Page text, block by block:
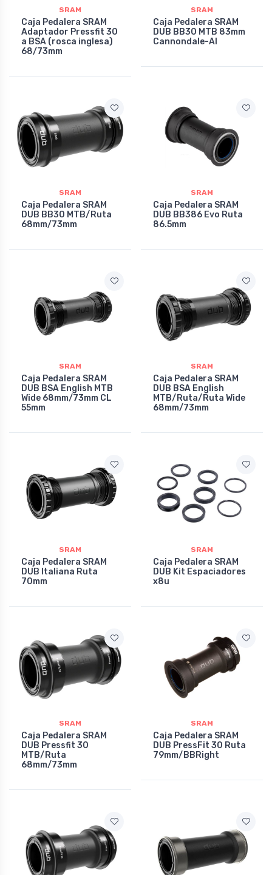
SRAM
Caja Pedalera SRAM
Adaptador Pressfit 30
a BSA (rosca inglesa)
68/73mm
SRAM
Caja Pedalera SRAM
DUB BB30 MTB 83mm
Cannondale-AI
SRAM
Caja Pedalera SRAM
DUB BB30 MTB/Ruta
68mm/73mm
SRAM
Caja Pedalera SRAM
DUB BB386 Evo Ruta
86.5mm
SRAM
Caja Pedalera SRAM
DUB BSA English MTB
Wide 68mm/73mm CL
55mm
SRAM
Caja Pedalera SRAM
DUB BSA English
MTB/Ruta/Ruta Wide
68mm/73mm
SRAM
Caja Pedalera SRAM
DUB Italiana Ruta
70mm
SRAM
Caja Pedalera SRAM
DUB Kit Espaciadores
x8u
SRAM
Caja Pedalera SRAM
DUB Pressfit 30
MTB/Ruta
68mm/73mm
SRAM
Caja Pedalera SRAM
DUB PressFit 30 Ruta
79mm/BBRight